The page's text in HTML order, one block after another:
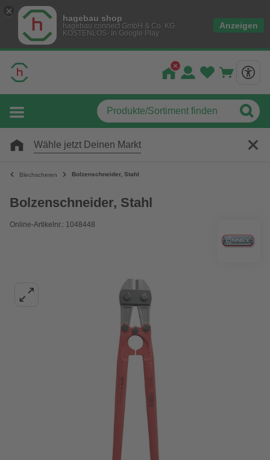
hagebau shop
hagebau connect GmbH & Co. KG
KOSTENLOS- In Google Play
Anzeigen
Wähle jetzt Deinen Markt
Blechscheren Bolzenschneider, Stahl
Bolzenschneider, Stahl
Online-Artikelnr.: 1048448